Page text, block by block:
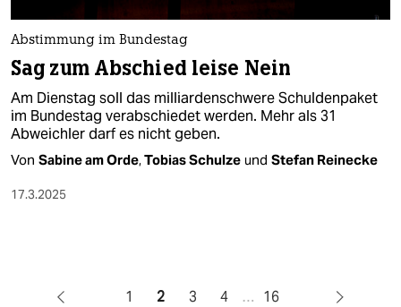
Abstimmung im Bundestag
Sag zum Abschied leise Nein
Am Dienstag soll das milliardenschwere Schuldenpaket
im Bundestag verabschiedet werden. Mehr als 31
Abweichler darf es nicht geben.
Von Sabine am Orde,Tobias Schulze und Stefan Reinecke
17.3.2025
1 2 3 4 … 16